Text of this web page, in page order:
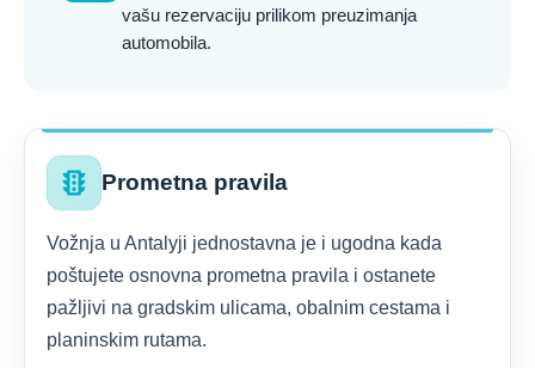
vašu rezervaciju prilikom preuzimanja
automobila.
traffic Prometna pravila
Vožnja u Antalyji jednostavna je i ugodna kada
poštujete osnovna prometna pravila i ostanete
pažljivi na gradskim ulicama, obalnim cestama i
planinskim rutama.